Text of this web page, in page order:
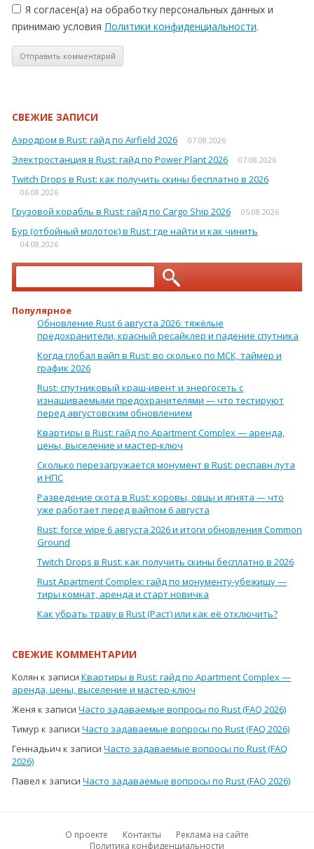
Я согласен(а) на обработку персональных данных и
принимаю условия Политики конфиденциальности.
СВЕЖИЕ ЗАПИСИ
Аэродром в Rust: гайд по Airfield 2026 07.08.2026
Электростанция в Rust: гайд по Power Plant 2026 07.08.2026
Twitch Drops в Rust: как получить скины бесплатно в 2026
06.08.2026
Грузовой корабль в Rust: гайд по Cargo Ship 2026 05.08.2026
Бур (отбойный молоток) в Rust: где найти и как чинить
04.08.2026
Найти:
Популярное
Обновление Rust 6 августа 2026: тяжёлые
предохранители, красный ресайклер и падение спутника
Когда глобал вайп в Rust: во сколько по МСК, таймер и
график 2026
Rust: спутниковый краш-ивент и энергосеть с
изнашиваемыми предохранителями — что тестируют
перед августовским обновлением
Квартиры в Rust: гайд по Apartment Complex — аренда,
цены, выселение и мастер-ключ
Сколько перезагружается монумент в Rust: респавн лута
и НПС
Разведение скота в Rust: коровы, овцы и ягнята — что
уже работает перед вайпом 6 августа
Rust: force wipe 6 августа 2026 и итоги обновления Common
Ground
Twitch Drops в Rust: как получить скины бесплатно в 2026
Rust Apartment Complex: гайд по монументу-убежищу —
тиры комнат, аренда и старт новичка
Как убрать траву в Rust (Раст) или как её отключить?
СВЕЖИЕ КОММЕНТАРИИ
Колян к записи Квартиры в Rust: гайд по Apartment Complex —
аренда, цены, выселение и мастер-ключ
Женя к записи Часто задаваемые вопросы по Rust (FAQ 2026)
Тимур к записи Часто задаваемые вопросы по Rust (FAQ 2026)
Геннадьич к записи Часто задаваемые вопросы по Rust (FAQ
2026)
Павел к записи Часто задаваемые вопросы по Rust (FAQ 2026)
О проекте Контакты
Реклама на сайте
Политика конфиденциальности